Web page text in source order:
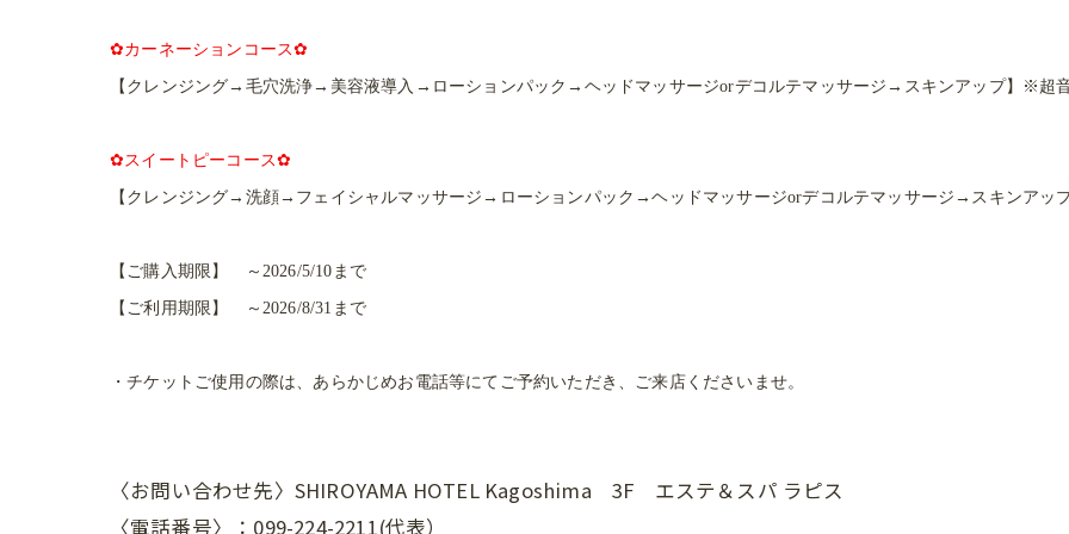
✿カーネーションコース✿
【クレンジング→毛穴洗浄→美容液導入→ローションパック→ヘッドマッサージorデコルテマッサージ→スキンアップ】※超
✿スイートピーコース✿
【クレンジング→洗顔→フェイシャルマッサージ→ローションパック→ヘッドマッサージorデコルテマッサージ→スキンアップ
【ご購入期限】 ～2026/5/10まで
【ご利用期限】 ～2026/8/31まで
・チケットご使用の際は、あらかじめお電話等にてご予約いただき、ご来店くださいませ。
〈お問い合わせ先〉SHIROYAMA HOTEL Kagoshima 3F エステ＆スパ ラピス
〈電話番号〉：099-224-2211(代表）